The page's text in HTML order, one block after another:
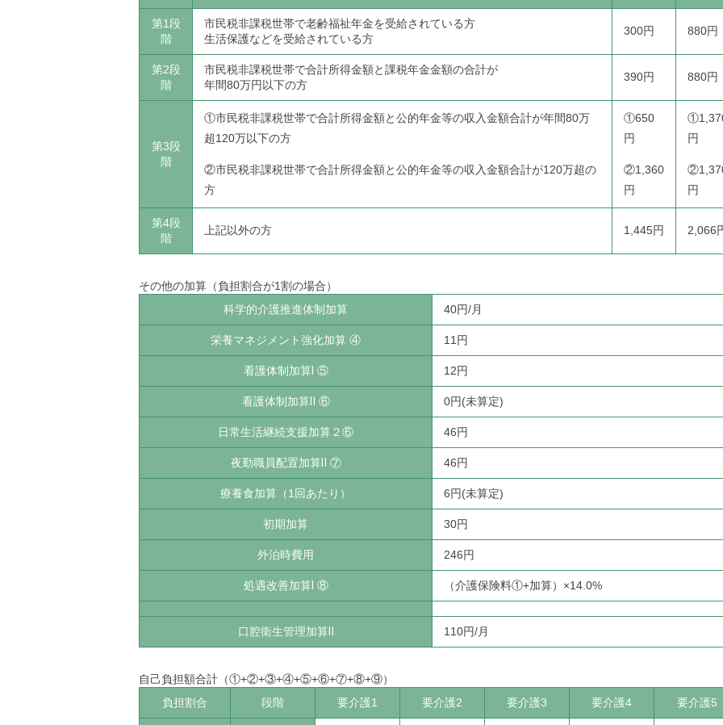
第1段
階
市民税非課税世帯で老齢福祉年金を受給されている方
生活保護などを受給されている方
300円 880円
第2段
階
市民税非課税世帯で合計所得金額と課税年金金額の合計が
年間80万円以下の方
390円 880円
第3段
階
①市民税非課税世帯で合計所得金額と公的年金等の収入金額合計が年間80万
超120万以下の方
②市民税非課税世帯で合計所得金額と公的年金等の収入金額合計が120万超の
方
①650
円
②1,360
円
円
円
第4段
階
上記以外の方 1,445円 2,066
その他の加算（負担割合が1割の場合）
科学的介護推進体制加算
40円/月
栄養マネジメント強化加算 ④ 11円
看護体制加算Ⅰ ⑤ 12円
看護体制加算Ⅱ ⑥ 0円(未算定)
日常生活継続支援加算２⑥ 46円
夜勤職員配置加算Ⅱ ⑦ 46円
療養食加算（1回あたり） 6円(未算定)
初期加算 30円
外泊時費用 246円
処遇改善加算Ⅰ ⑧ （介護保険料①+加算）×14.0%
口腔衛生管理加算Ⅱ 110円/月
自己負担額合計（①+②+③+④+⑤+⑥+⑦+⑧+⑨）
負担割合
段階 要介護1 要介護2 要介護3 要介護4 要介護5